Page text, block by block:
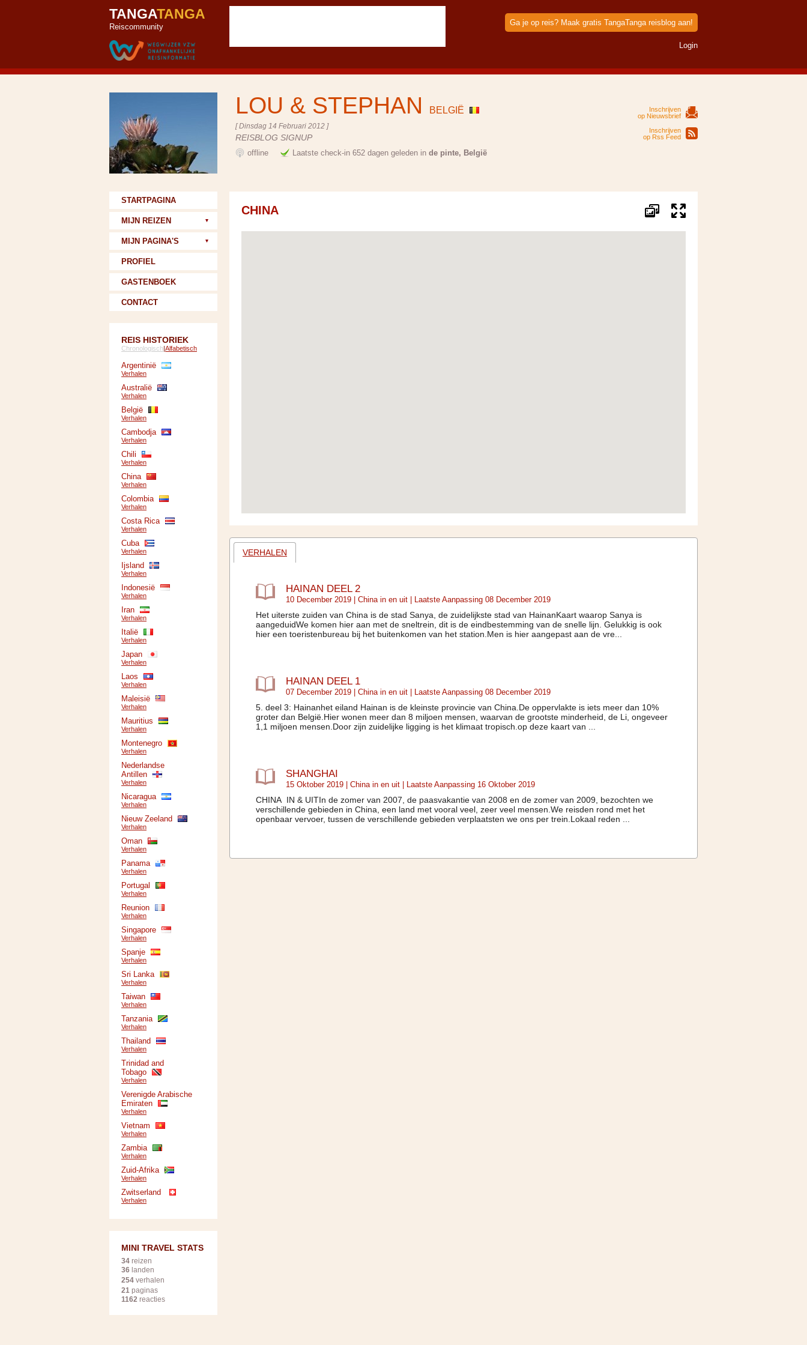
TANGATANGA
Reiscommunity Ga je op reis? Maak gratis TangaTanga reisblog aan!
Login
LOU & STEPHAN BELGIË
[ Dinsdag 14 Februari 2012 ]
REISBLOG SIGNUP
offline Laatste check-in 652 dagen geleden in de pinte, België
Inschrijven
op Nieuwsbrief
Inschrijven
op Rss Feed
CHINA
VERHALEN
HAINAN DEEL 2
10 December 2019 | China in en uit| Laatste Aanpassing 08 December 2019
Het uiterste zuiden van China is de stad Sanya, de zuidelijkste stad van HainanKaart waarop Sanya is
aangeduidWe komen hier aan met de sneltrein, dit is de eindbestemming van de snelle lijn. Gelukkig is ook
hier een toeristenbureau bij het buitenkomen van het station.Men is hier aangepast aan de vre...
HAINAN DEEL 1
07 December 2019 | China in en uit| Laatste Aanpassing 08 December 2019
5. deel 3: Hainanhet eiland Hainan is de kleinste provincie van China.De oppervlakte is iets meer dan 10%
groter dan België.Hier wonen meer dan 8 miljoen mensen, waarvan de grootste minderheid, de Li, ongeveer
1,1 miljoen mensen.Door zijn zuidelijke ligging is het klimaat tropisch.op deze kaart van ...
SHANGHAI
15 Oktober 2019 | China in en uit| Laatste Aanpassing 16 Oktober 2019
CHINA IN & UITIn de zomer van 2007, de paasvakantie van 2008 en de zomer van 2009, bezochten we
verschillende gebieden in China, een land met vooral veel, zeer veel mensen.We reisden rond met het
openbaar vervoer, tussen de verschillende gebieden verplaatsten we ons per trein.Lokaal reden ...
STARTPAGINA
MIJN REIZEN
MIJN PAGINA'S
PROFIEL
GASTENBOEK
CONTACT
REIS HISTORIEK
Chronologisch|Alfabetisch
Argentinië
Verhalen
Australië
Verhalen
België
Verhalen
Cambodja
Verhalen
Chili
Verhalen
China
Verhalen
Colombia
Verhalen
Costa Rica
Verhalen
Cuba
Verhalen
Ijsland
Verhalen
Indonesië
Verhalen
Iran
Verhalen
Italië
Verhalen
Japan
Verhalen
Laos
Verhalen
Maleisië
Verhalen
Mauritius
Verhalen
Montenegro
Verhalen
Nederlandse
Antillen
Verhalen
Nicaragua
Verhalen
Nieuw Zeeland
Verhalen
Oman
Verhalen
Panama
Verhalen
Portugal
Verhalen
Reunion
Verhalen
Singapore
Verhalen
Spanje
Verhalen
Sri Lanka
Verhalen
Taiwan
Verhalen
Tanzania
Verhalen
Thailand
Verhalen
Trinidad and
Tobago
Verhalen
Verenigde Arabische
Emiraten
Verhalen
Vietnam
Verhalen
Zambia
Verhalen
Zuid-Afrika
Verhalen
Zwitserland
Verhalen
MINI TRAVEL STATS
34 reizen
36 landen
254 verhalen
21 paginas
1162 reacties